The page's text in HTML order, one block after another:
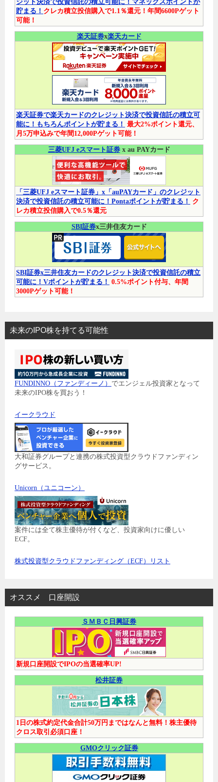
ジット決済で投資信託の積立可能に！マネックスポイントが
貯まる！ クレカ積立投信購入で1.1％還元！年間6600Pゲット
可能！
楽天証券x楽天カード
楽天証券で楽天カードのクレジット決済で投資信託の積立可
能に！もちろんポイントが貯まる！ 最大2%ポイント還元、
月5万申込みで年間12,000Pゲット可能！
三菱UFJ eスマート証券x au PAYカード
「三菱UFJ eスマート証券」x「auPAYカード」のクレジット
決済で投資信託の積立可能に！Pontaポイントが貯まる！
ク
レカ積立投信購入で0.5％還元
SBI証券x三井住友カード
SBI証券x三井住友カードのクレジット決済で投資信託の積立
可能に！Vポイントが貯まる！ 0.5%ポイント付与、年間
3000Pゲット可能！
未来のIPO株を持てる可能性
FUNDINNO（ファンディーノ） でエンジェル投資家となって
未来のIPO株を買おう！
イークラウド
大和証券グループと連携の株式投資型クラウドファンディン
グサービス。
Unicorn（ユニコーン）
案件には全て株主優待が付くなど、投資家向けに優しい
ECF。
株式投資型クラウドファンディング（ECF）リスト
オススメ 口座開設
ＳＭＢＣ日興証券
新規口座開設でIPOの当選確率UP!
松井証券
1日の株式約定代金合計50万円まではなんと無料！株主優待
クロス取引必須口座！
GMOクリック証券